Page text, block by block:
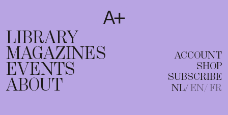
T
EN FR
LIBRARY
MAGAZINES
EVENTS
ABOUT
ACCOUNT
SHOP
SUBSCRIBE
NL EN FR